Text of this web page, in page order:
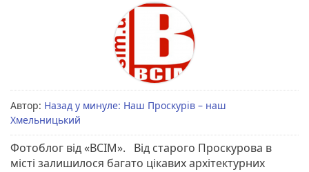
Автор: Назад у минуле: Наш Проскурів – наш
Хмельницький
Фотоблог від «ВСІМ». Від старого Проскурова в
місті залишилося багато цікавих архітектурних